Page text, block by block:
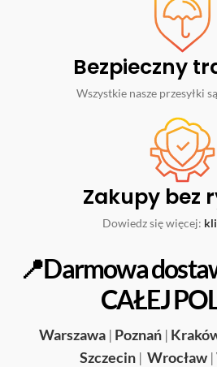
Bezpieczny
Wszystkie nasze przesyłki
Zakupy bez
Dowiedz się więcej:
📍Darmowa
CAŁEJ
Warszawa | Poznań |
Szczecin | Wrocław |